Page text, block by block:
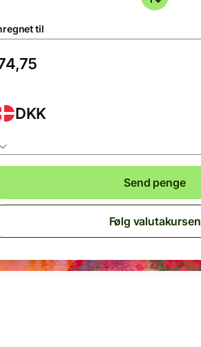
til
DKK
Send penge
Følg valutakursen